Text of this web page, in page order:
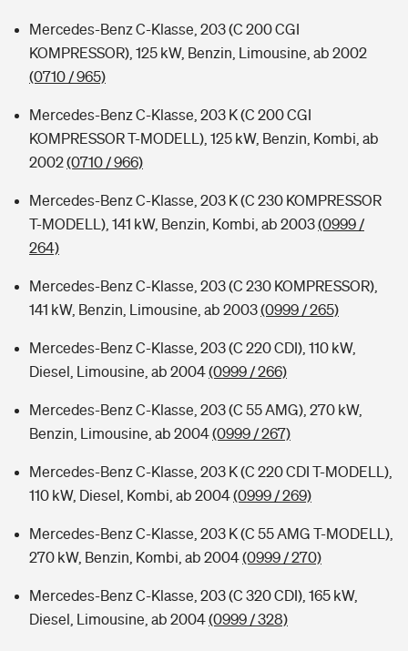
Mercedes-Benz C-Klasse, 203 (C 200 CGI
KOMPRESSOR), 125 kW, Benzin, Limousine, ab 2002
(0710 / 965)
Mercedes-Benz C-Klasse, 203 K (C 200 CGI
KOMPRESSOR T-MODELL), 125 kW, Benzin, Kombi, ab
2002(0710 / 966)
Mercedes-Benz C-Klasse, 203 K (C 230 KOMPRESSOR
T-MODELL), 141 kW, Benzin, Kombi, ab 2003(0999 /
264)
Mercedes-Benz C-Klasse, 203 (C 230 KOMPRESSOR),
141 kW, Benzin, Limousine, ab 2003(0999 / 265)
Mercedes-Benz C-Klasse, 203 (C 220 CDI), 110 kW,
Diesel, Limousine, ab 2004(0999 / 266)
Mercedes-Benz C-Klasse, 203 (C 55 AMG), 270 kW,
Benzin, Limousine, ab 2004(0999 / 267)
Mercedes-Benz C-Klasse, 203 K (C 220 CDI T-MODELL),
110 kW, Diesel, Kombi, ab 2004(0999 / 269)
Mercedes-Benz C-Klasse, 203 K (C 55 AMG T-MODELL),
270 kW, Benzin, Kombi, ab 2004(0999 / 270)
Mercedes-Benz C-Klasse, 203 (C 320 CDI), 165 kW,
Diesel, Limousine, ab 2004(0999 / 328)